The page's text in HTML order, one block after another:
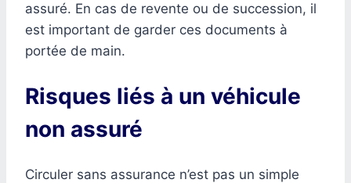
assuré. En cas de revente ou de succession, il
est important de garder ces documents à
portée de main.
Risques liés à un véhicule
non assuré
Circuler sans assurance n’est pas un simple